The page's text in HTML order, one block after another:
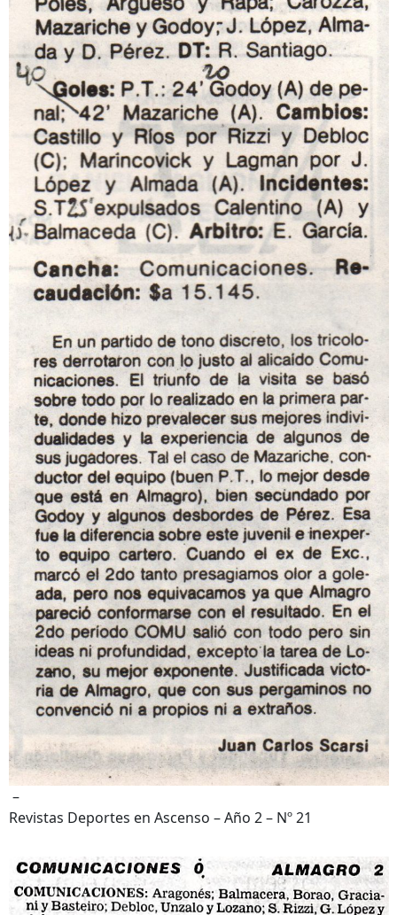
–
Revistas Deportes en Ascenso – Año 2 – Nº 21